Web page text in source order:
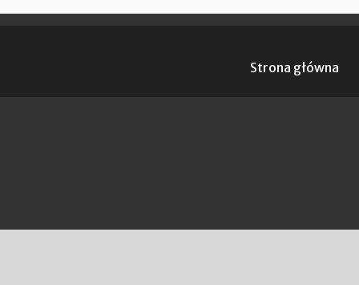
Strona główna